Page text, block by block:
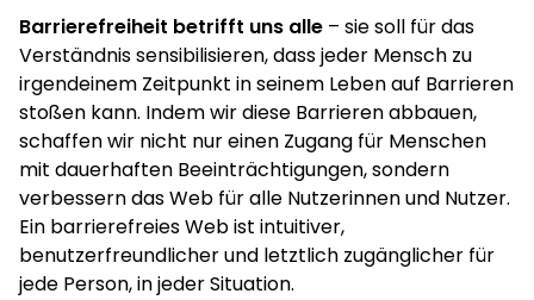
Barrierefreiheit betrifft uns alle – sie soll für das
Verständnis sensibilisieren, dass jeder Mensch zu
irgendeinem Zeitpunkt in seinem Leben auf Barrieren
stoßen kann. Indem wir diese Barrieren abbauen,
schaffen wir nicht nur einen Zugang für Menschen
mit dauerhaften Beeinträchtigungen, sondern
verbessern das Web für alle Nutzerinnen und Nutzer.
Ein barrierefreies Web ist intuitiver,
benutzerfreundlicher und letztlich zugänglicher für
jede Person, in jeder Situation.